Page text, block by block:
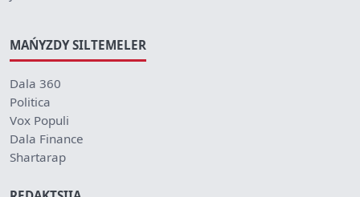
MAŃYZDY SILTEMELER
Dala 360
Politica
Vox Populi
Dala Finance
Shartarap